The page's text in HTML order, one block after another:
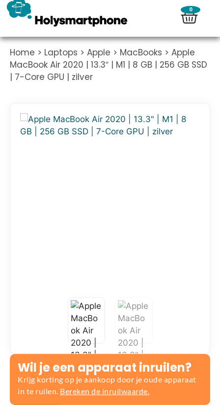
0
Home > Laptops > Apple > MacBooks > Apple
MacBook Air 2020 | 13.3″ | M1 | 8 GB | 256 GB SSD
| 7-Core GPU | zilver
Wil je een apparaat inruilen?
Krijg korting op je aankoop door je oude apparaat
in te ruilen. Bereken de inruilwaarde.